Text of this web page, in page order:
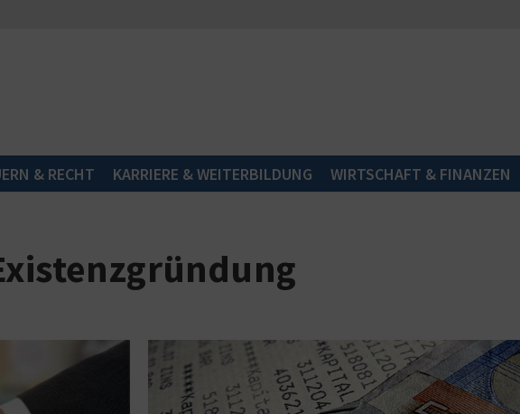
& RECHT KARRIERE & WEITERBILDUNG WIRTSCHAFT & FINANZEN